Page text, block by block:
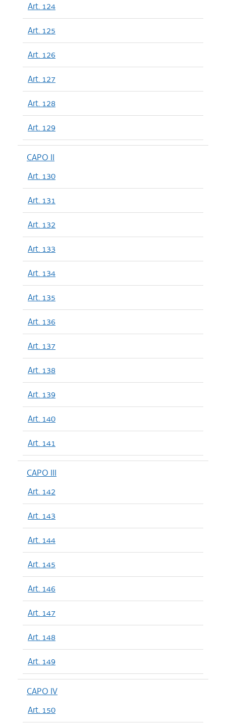
Art. 124
Art. 125
Art. 126
Art. 127
Art. 128
Art. 129
CAPO II
Art. 130
Art. 131
Art. 132
Art. 133
Art. 134
Art. 135
Art. 136
Art. 137
Art. 138
Art. 139
Art. 140
Art. 141
CAPO III
Art. 142
Art. 143
Art. 144
Art. 145
Art. 146
Art. 147
Art. 148
Art. 149
CAPO IV
Art. 150